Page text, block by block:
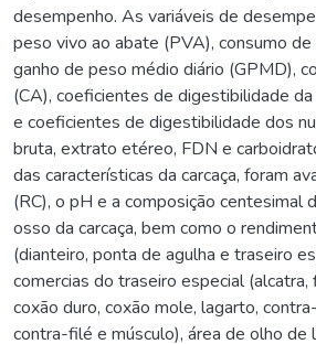
desempenho. As variáveis de
peso vivo ao abate (PVA), consumo de
ganho de peso médio diário (GPMD),
(CA), coeficientes de digestibilidade
e coeficientes de digestibilidade dos
bruta, extrato etéreo, FDN e
das características da carcaça, foram
(RC), o pH e a composição centesimal
osso da carcaça, bem como o
(dianteiro, ponta de agulha e traseiro
comercias do traseiro especial (alcatra,
coxão duro, coxão mole, lagarto,
contra-filé e músculo), área de olho de